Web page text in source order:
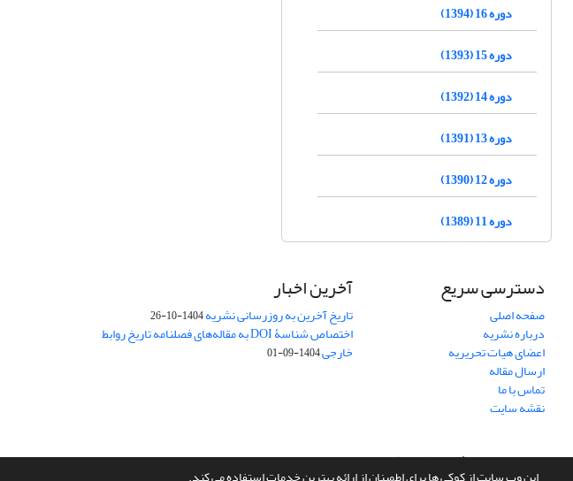
دوره 16 (1394)
دوره 15 (1393)
دوره 14 (1392)
دوره 13 (1391)
دوره 12 (1390)
دوره 11 (1389)
دسترسی سریع
صفحه اصلی
درباره نشریه
اعضای هیات تحریریه
ارسال مقاله
تماس با ما
نقشه سایت
آخرین اخبار
تاریخ آخرین به روزرسانی نشریه1404-10-26
اختصاص شناسۀ DOI به مقاله‌های فصلنامه تاریخ روابط
خارجی1404-09-01
سامانه مدیریت نشریات علمی.طراحی و پیاده سازی ازسیناوب